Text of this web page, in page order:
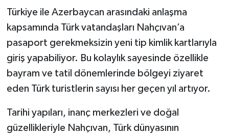
Türkiye ile Azerbaycan arasındaki anlaşma
kapsamında Türk vatandaşları Nahçıvan’a
pasaport gerekmeksizin yeni tip kimlik kartlarıyla
giriş yapabiliyor. Bu kolaylık sayesinde özellikle
bayram ve tatil dönemlerinde bölgeyi ziyaret
eden Türk turistlerin sayısı her geçen yıl artıyor.
Tarihi yapıları, inanç merkezleri ve doğal
güzellikleriyle Nahçıvan, Türk dünyasının